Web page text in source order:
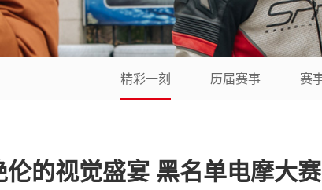
精彩一刻 历届赛事 赛
伦的视觉盛宴 黑名单电摩大